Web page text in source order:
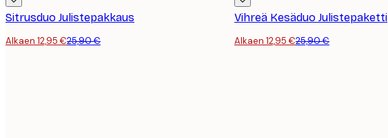
Sitrusduo Julistepakkaus
Alkaen 12,95 €25,90 €
Vihreä Kesäduo Julistepaketti
Alkaen 12,95 €25,90 €